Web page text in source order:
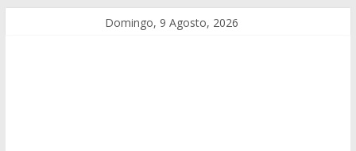
Domingo, 9 Agosto, 2026